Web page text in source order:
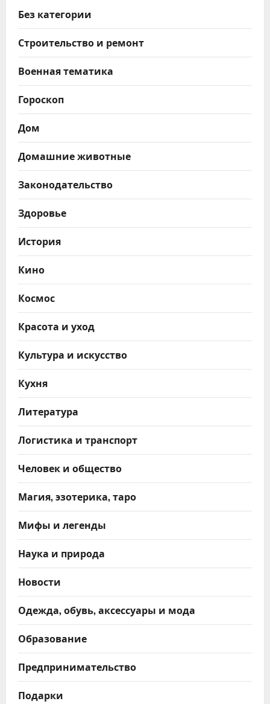
Без категории
Строительство и ремонт
Военная тематика
Гороскоп
Дом
Домашние животные
Законодательство
Здоровье
История
Кино
Космос
Красота и уход
Культура и искусство
Кухня
Литература
Логистика и транспорт
Человек и общество
Магия, эзотерика, таро
Мифы и легенды
Наука и природа
Новости
Одежда, обувь, аксессуары и мода
Образование
Предпринимательство
Подарки